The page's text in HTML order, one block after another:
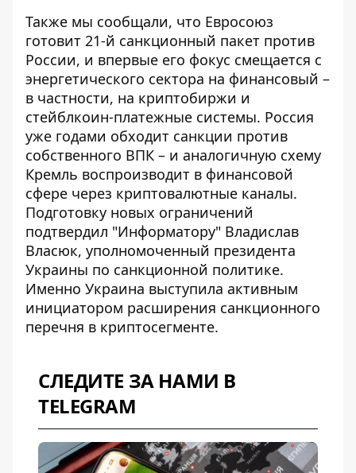
Также мы сообщали, что Евросоюз
готовит 21-й санкционный пакет против
России, и впервые его фокус смещается с
энергетического сектора на финансовый –
в частности, на криптобиржи и
стейблкоин-платежные системы. Россия
уже годами обходит санкции против
собственного ВПК – и аналогичную схему
Кремль воспроизводит в финансовой
сфере через криптовалютные каналы.
Подготовку новых ограничений
подтвердил "Информатору" Владислав
Власюк, уполномоченный президента
Украины по санкционной политике.
Именно Украина выступила активным
инициатором расширения санкционного
перечня в криптосегменте.
СЛЕДИТЕ ЗА НАМИ В
TELEGRAM